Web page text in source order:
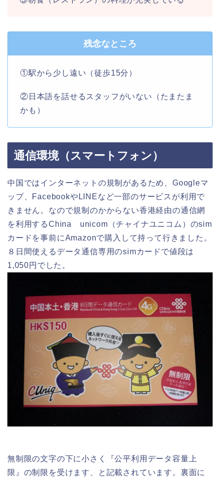
残念なところ
①駅から少し遠い（徒歩15分）
②日本語を話せるスタッフがいない（たまたま
かも）
通信環境（スマートフォン）
中国ではインターネットの規制があるため、Googleマ
ップ、FacebookやLINEなど一部のサービスが利用で
きません。なので規制のかからない香港経由の通信網
を利用するChina unicom（チャイナユニコム）のsim
カードを事前にAmazonで購入して持って行きました。
８日間使えるデータ通信専用のsimカードで値段は
1,050円でした。
無制限の文字の下に小さく『公平利用データ容量上
限』の制限を受けます、と記載されています。裏面に